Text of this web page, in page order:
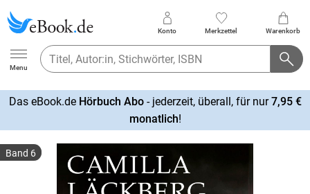
Ebook.de
Menu
Konto Merkzettel Warenkorb
Das eBook.de Hörbuch Abo- jederzeit, überall, für nur7,95 €
monatlich!
Band 6